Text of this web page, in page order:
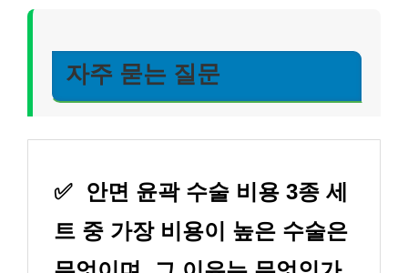
자주 묻는 질문
✅
안면 윤곽 수술 비용 3종 세
트 중 가장 비용이 높은 수술은